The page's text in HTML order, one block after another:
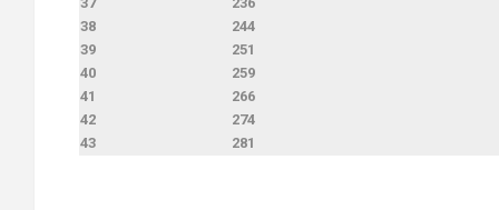
38
244
39
251
40
259
41
266
42
274
43
281